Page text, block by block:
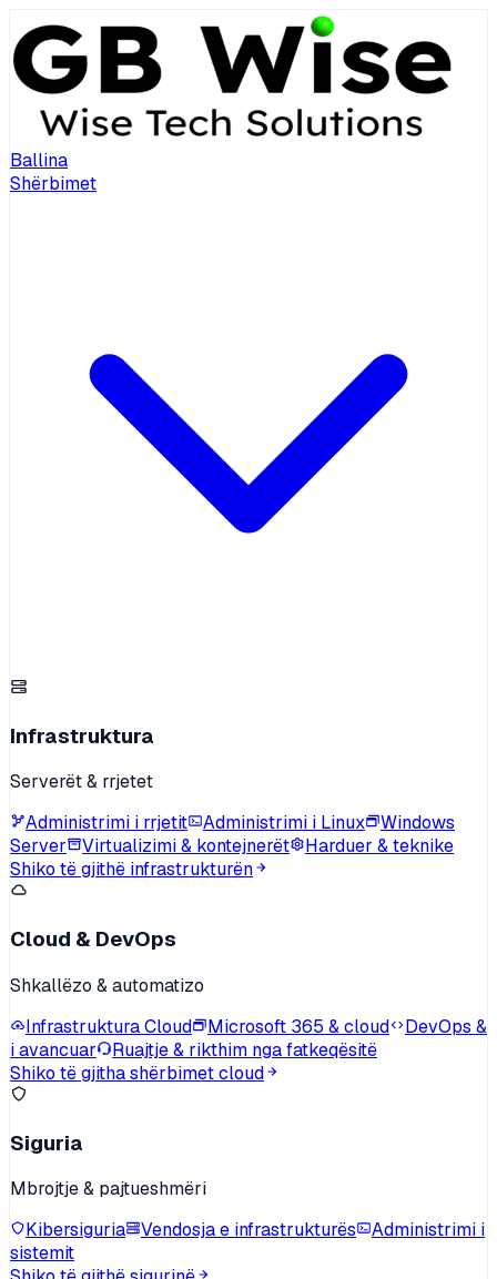
Ballina
Shërbimet
Infrastruktura
Serverët & rrjetet
Administrimi i rrjetit
Administrimi i Linux
Windows
Server
Virtualizimi & kontejnerët
Harduer & teknike
Shiko të gjithë infrastrukturën
Cloud & DevOps
Shkallëzo & automatizo
Infrastruktura Cloud
Microsoft 365 & cloud
DevOps &
i avancuar
Ruajtje & rikthim nga fatkeqësitë
Shiko të gjitha shërbimet cloud
Siguria
Mbrojtje & pajtueshmëri
Kibersiguria
Vendosja e infrastrukturës
Administrimi i
sistemit